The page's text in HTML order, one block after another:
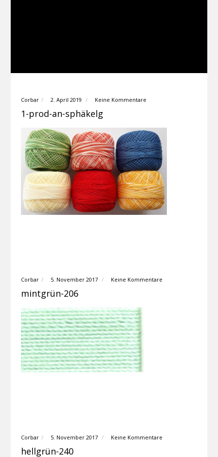
Corbar 2. April 2019 Keine Kommentare
1-prod-an-sphäkelg
Corbar 5. November 2017 Keine Kommentare
mintgrün-206
Corbar 5. November 2017 Keine Kommentare
hellgrün-240